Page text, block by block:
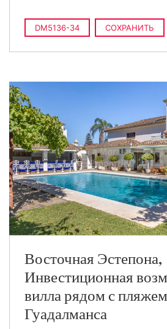
DM5136-34 СОХРАНИТЬ
Восточная Эстепона,
Инвестиционная
вилла рядом с пляжем
Гуадалманса